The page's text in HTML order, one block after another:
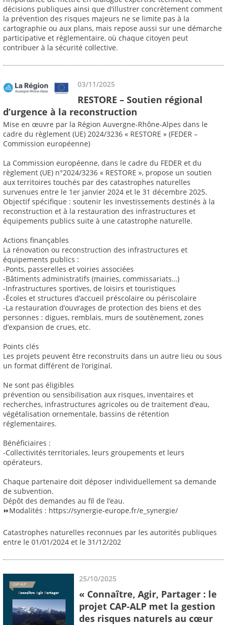
décisions publiques ainsi que d’illustrer concrètement comment
la prévention des risques majeurs ne se limite pas à la
cartographie ou aux plans, mais repose aussi sur une démarche
participative et réglementaire, où chaque citoyen peut
contribuer à la sécurité collective.
03/11/2025
RESTORE – Soutien régional
d’urgence à la reconstruction
Mise en œuvre par la Région Auvergne-Rhône-Alpes dans le
cadre du règlement (UE) 2024/3236 « RESTORE » (FEDER –
Commission européenne)
La Commission européenne, dans le cadre du FEDER et du
règlement (UE) n°2024/3236 « RESTORE », propose un soutien
aux territoires touchés par des catastrophes naturelles
survenues entre le 1er janvier 2024 et le 31 décembre 2025.
Objectif spécifique : soutenir les investissements destinés à la
reconstruction et à la restauration des infrastructures et
équipements publics suite à une catastrophe naturelle.
Actions finançables
La rénovation ou reconstruction des infrastructures et
équipements publics :
-Ponts, passerelles et voiries associées
-Bâtiments administratifs (mairies, commissariats…)
-Infrastructures sportives, de loisirs et touristiques
-Écoles et structures d’accueil préscolaire ou périscolaire
-La restauration d’ouvrages de protection des biens et des
personnes : digues, remblais, murs de soutènement, zones
d’expansion de crues, etc.
Points clés
Les projets peuvent être reconstruits dans un autre lieu ou sous
un format différent de l’original.
Ne sont pas éligibles
prévention ou sensibilisation aux risques, inventaires et
recherches, infrastructures agricoles ou de traitement d’eau,
végétalisation ornementale, bassins de rétention
réglementaires.
Bénéficiaires :
-Collectivités territoriales, leurs groupements et leurs
opérateurs.
Chaque partenaire doit déposer individuellement sa demande
de subvention.
Dépôt des demandes au fil de l’eau.
⏩Modalités : https://synergie-europe.fr/e_synergie/
Catastrophes naturelles reconnues par les autorités publiques
entre le 01/01/2024 et le 31/12/202
25/10/2025
« Connaître, Agir, Partager : le
projet CAP-ALP met la gestion
des risques naturels au cœur